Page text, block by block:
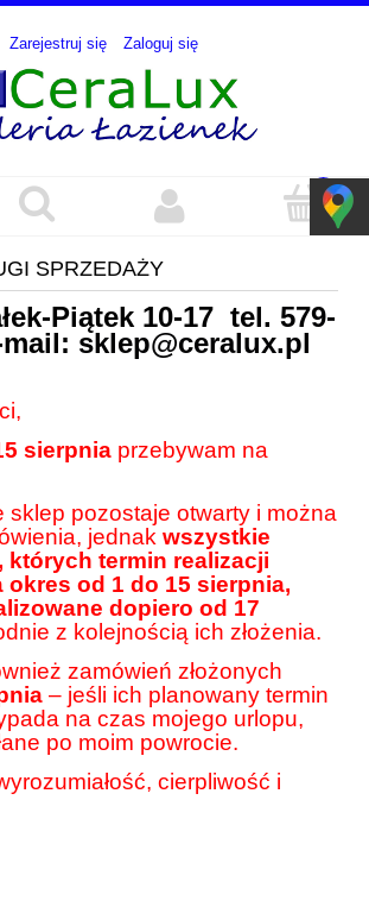
Zarejestruj się Zaloguj się
SPRZEDAŻY
Piątek 10-17 tel. 579-
sklep@ceralux.pl
sierpnia przebywam na
sklep pozostaje otwarty i można
jednak wszystkie
których termin realizacji
okres od 1 do 15 sierpnia,
dopiero od 17
z kolejnością ich złożenia.
zamówień złożonych
– jeśli ich planowany termin
na czas mojego urlopu,
po moim powrocie.
cierpliwość i